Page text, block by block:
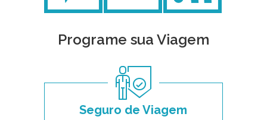
Programe sua Viagem
Seguro de Viagem